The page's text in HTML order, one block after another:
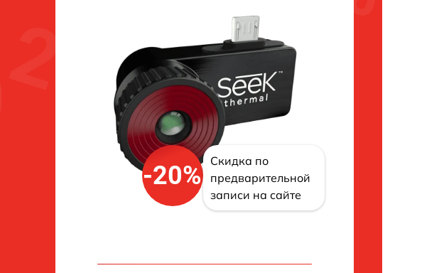
-20%
Скидка по
предварительной
записи на сайте